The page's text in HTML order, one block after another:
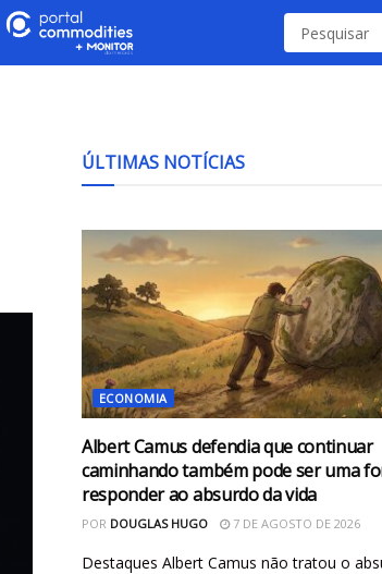
ÚLTIMAS NOTÍCIAS
ECONOMIA
Albert Camus defendia que continuar
caminhando também pode ser uma
responder ao absurdo da vida
POR DOUGLAS HUGO 7 DE AGOSTO DE 2026
Destaques Albert Camus não tratou o